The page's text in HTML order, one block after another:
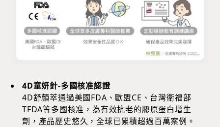
4D童妍針-多國核准認證
4D舒顏萃通過美國FDA、歐盟CE、台灣衛福部
TFDA等多國核准，為有效抗老的膠原蛋白增生
劑，產品歷史悠久，全球已累積超過百萬案例。